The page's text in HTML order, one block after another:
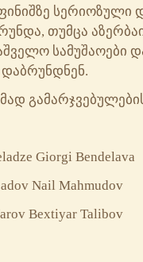
სერიოზული
თუმცა
სამუშაოები
Giorgi Bendelava
Nail Mahmudov
Bextiyar Talibov